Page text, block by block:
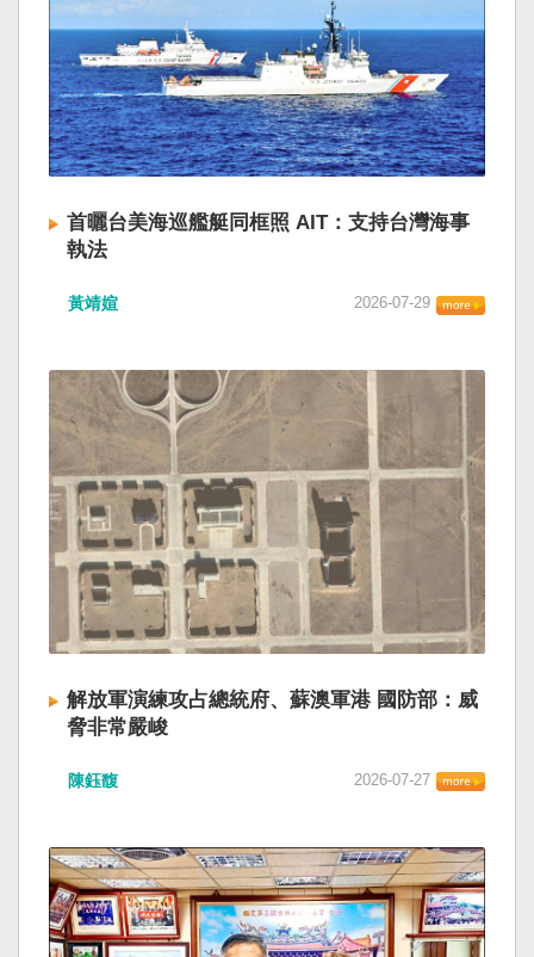
首曬台美海巡艦艇同框照 AIT：支持台灣海事
執法
黃靖媗 2026-07-29
解放軍演練攻占總統府、蘇澳軍港 國防部：威
脅非常嚴峻
陳鈺馥 2026-07-27